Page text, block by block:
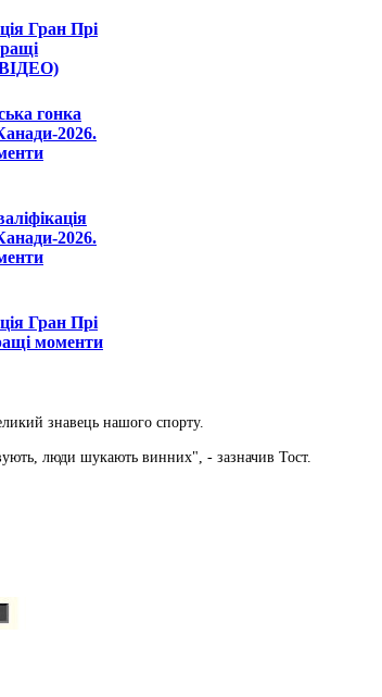
Гран Прі
гонка
2026.
2026.
Гран Прі
моменти
знавець нашого спорту.
люди шукають винних", - зазначив Тост.